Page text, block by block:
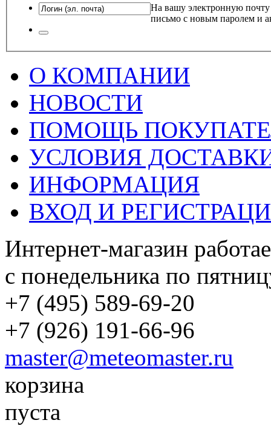
На вашу электронную почту
письмо с новым паролем и
О КОМПАНИИ
НОВОСТИ
ПОМОЩЬ
УСЛОВИЯ
ИНФОРМАЦИЯ
ВХОД И
Интернет-магазин
с понедельника по
+7 (495) 589-69-20
+7 (926) 191-66-96
master@meteomaster.ru
корзина
пуста